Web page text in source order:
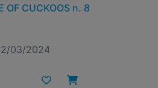
OF CUCKOOS n. 8
03/2024